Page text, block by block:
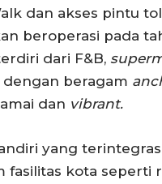
dan akses pintu
beroperasi pada
dari F&B,
dengan beragam
dan vibrant.
yang
fasilitas kota seperti